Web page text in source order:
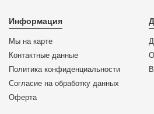
Информация
Мы на карте
Контактные данные
Политика конфиденциальности
Согласие на обработку данных
Оферта